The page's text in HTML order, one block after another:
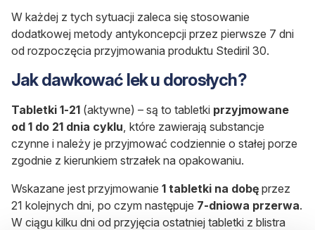
W każdej z tych sytuacji zaleca się stosowanie
dodatkowej metody antykoncepcji przez pierwsze 7 dni
od rozpoczęcia przyjmowania produktu Stediril 30.
Jak dawkować lek u dorosłych?
Tabletki 1-21 (aktywne) – są to tabletki przyjmowane
od 1 do 21 dnia cyklu , które zawierają substancje
czynne i należy je przyjmować codziennie o stałej porze
zgodnie z kierunkiem strzałek na opakowaniu.
Wskazane jest przyjmowanie 1 tabletki na dobę przez
21 kolejnych dni, po czym następuje 7-dniowa przerwa.
W ciągu kilku dni od przyjęcia ostatniej tabletki z blistra